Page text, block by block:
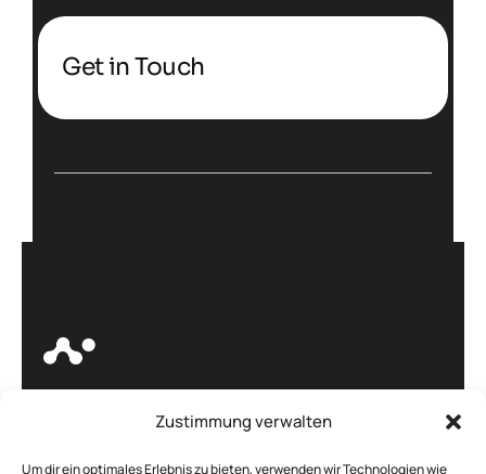
Zustimmung verwalten
Um dir ein optimales Erlebnis zu bieten, verwenden wir Technologien wie
Get in Touch
Böhm. -